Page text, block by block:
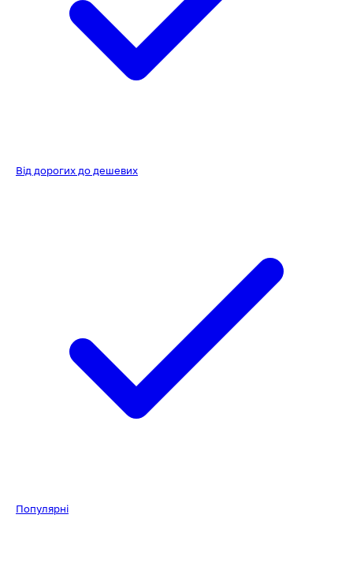
Від дорогих до дешевих
Популярні